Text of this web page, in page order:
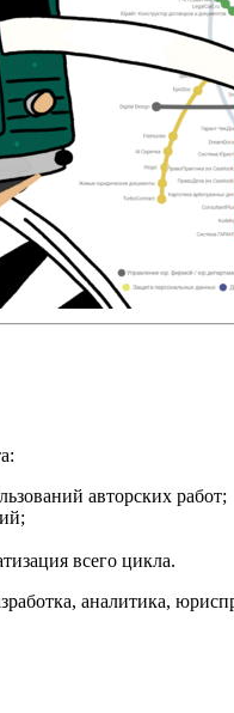
авторских работ;
всего цикла.
аналитика,